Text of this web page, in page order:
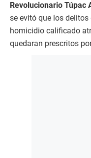
Revolucionario Túpac
se evitó que los
homicidio calificado
quedaran prescritos